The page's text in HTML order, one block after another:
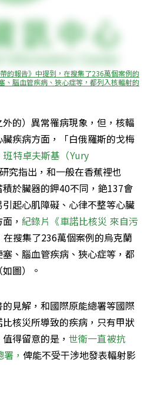
的報告》中提到，在搜集了236萬個案例的
、腦血管疾病、狹心症等，都列入核輻射的
的）異常罹病現象，但，核輻
疾病方面，「白俄羅斯的戈梅
班特卓夫斯基（Yury
究指出，和一般在香蕉裡也
於臟器的鉀40不同，銫137會
起心肌障礙、心律不整等心臟
， 紀錄片《車諾比核災 來自污
在搜集了236萬個案例的烏克蘭
、腦血管疾病、狹心症等，都
圖）。
見解，和國際原能總署等國際
核災所導致的疾病，只有甲狀
得留意的是， 世衛一直被抗
署，俾能不受干涉地發表輻射影